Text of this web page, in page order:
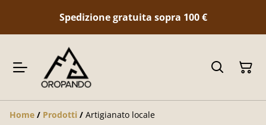
Spedizione gratuita sopra 100 €
Home / Prodotti / Artigianato locale